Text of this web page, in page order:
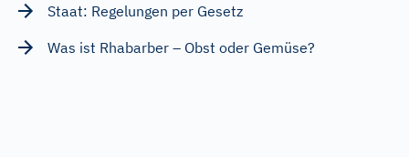
Staat: Regelungen per Gesetz
Was ist Rhabarber – Obst oder Gemüse?